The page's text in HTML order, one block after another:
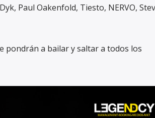
Paul Oakenfold, Tiesto, NERVO,
pondrán a bailar y saltar a todos los